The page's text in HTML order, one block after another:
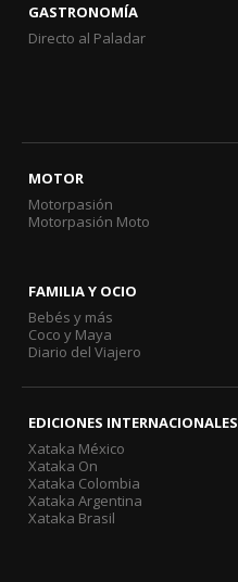
GASTRONOMÍA
Directo al Paladar
MOTOR
Motorpasión
Motorpasión Moto
FAMILIA Y OCIO
Bebés y más
Coco y Maya
Diario del Viajero
EDICIONES INTERNACIONALES
Xataka México
Xataka On
Xataka Colombia
Xataka Argentina
Xataka Brasil